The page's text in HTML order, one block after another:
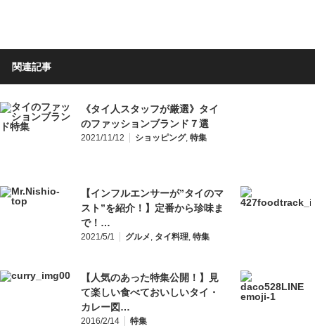
関連記事
《タイ人スタッフが厳選》タイ
のファッションブランド７選
2021/11/12 ショッピング, 特集
【インフルエンサーが”タイのマ
スト”を紹介！】定番から珍味ま
で！…
2021/5/1 グルメ, タイ料理, 特集
【人気のあった特集公開！】見
て楽しい食べておいしいタイ・
カレー図…
2016/2/14 特集